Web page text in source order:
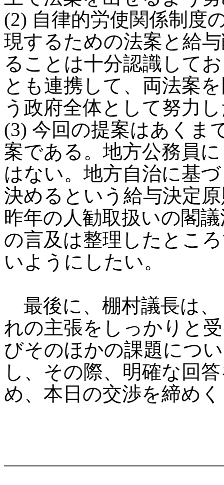
(2) 自律的労使関係制度
現するための法案と給
ることは十分認識して
とも連携して、両法案
う政府全体として努力
(3) 今回の提案はあくま
案である。地方公務員
はない。地方自治に基
決めるという給与決定
昨年の人勧取扱いの閣
の言及は整理したとこ
いようにしたい。
最後に、棚村議長は
れの主張をしっかりと
びそのほかの課題につ
し、その際、明確な回
め、本日の交渉を締め